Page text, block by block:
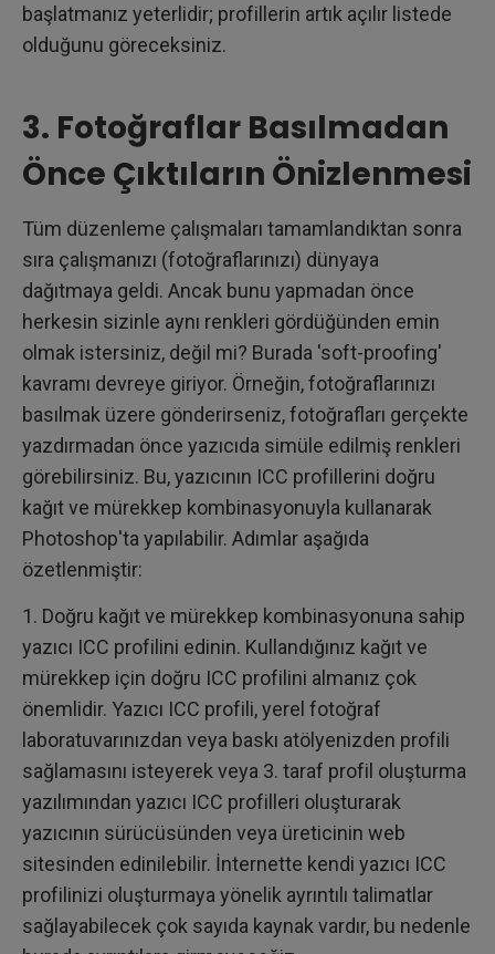
başlatmanız yeterlidir; profillerin artık açılır listede
olduğunu göreceksiniz.
3. Fotoğraflar Basılmadan
Önce Çıktıların Önizlenmesi
Tüm düzenleme çalışmaları tamamlandıktan sonra
sıra çalışmanızı (fotoğraflarınızı) dünyaya
dağıtmaya geldi. Ancak bunu yapmadan önce
herkesin sizinle aynı renkleri gördüğünden emin
olmak istersiniz, değil mi? Burada 'soft-proofing'
kavramı devreye giriyor. Örneğin, fotoğraflarınızı
basılmak üzere gönderirseniz, fotoğrafları gerçekte
yazdırmadan önce yazıcıda simüle edilmiş renkleri
görebilirsiniz. Bu, yazıcının ICC profillerini doğru
kağıt ve mürekkep kombinasyonuyla kullanarak
Photoshop'ta yapılabilir. Adımlar aşağıda
özetlenmiştir:
1. Doğru kağıt ve mürekkep kombinasyonuna sahip
yazıcı ICC profilini edinin. Kullandığınız kağıt ve
mürekkep için doğru ICC profilini almanız çok
önemlidir. Yazıcı ICC profili, yerel fotoğraf
laboratuvarınızdan veya baskı atölyenizden profili
sağlamasını isteyerek veya 3. taraf profil oluşturma
yazılımından yazıcı ICC profilleri oluşturarak
yazıcının sürücüsünden veya üreticinin web
sitesinden edinilebilir. İnternette kendi yazıcı ICC
profilinizi oluşturmaya yönelik ayrıntılı talimatlar
sağlayabilecek çok sayıda kaynak vardır, bu nedenle